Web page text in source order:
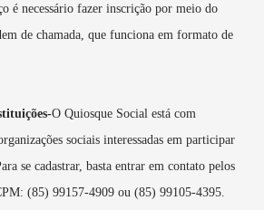
é necessário fazer inscrição por meio do
de chamada, que funciona em formato de
O Quiosque Social está com
sociais interessadas em participar
se cadastrar, basta entrar em contato pelos
(85) 99157-4909 ou (85) 99105-4395.